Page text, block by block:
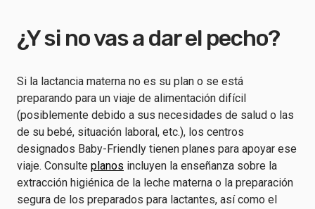
¿Y si no vas a dar el pecho?
Si la lactancia materna no es su plan o se está
preparando para un viaje de alimentación difícil
(posiblemente debido a sus necesidades de salud o las
de su bebé, situación laboral, etc.), los centros
designados Baby-Friendly tienen planes para apoyar ese
viaje. Consulte planos incluyen la enseñanza sobre la
extracción higiénica de la leche materna o la preparación
segura de los preparados para lactantes, así como el